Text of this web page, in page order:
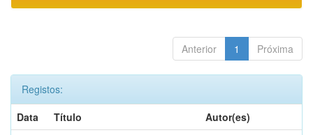
Anterior 1 Próxima
Registos:
Data
Título
Autor(es)